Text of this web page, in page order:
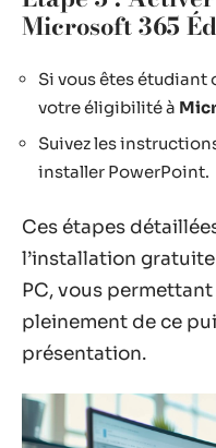
Microsoft 365
Si vous êtes étudiant
votre éligibilité à
Suivez les
installer PowerPoint.
Ces étapes
l’installation
PC, vous
pleinement de ce
présentation.